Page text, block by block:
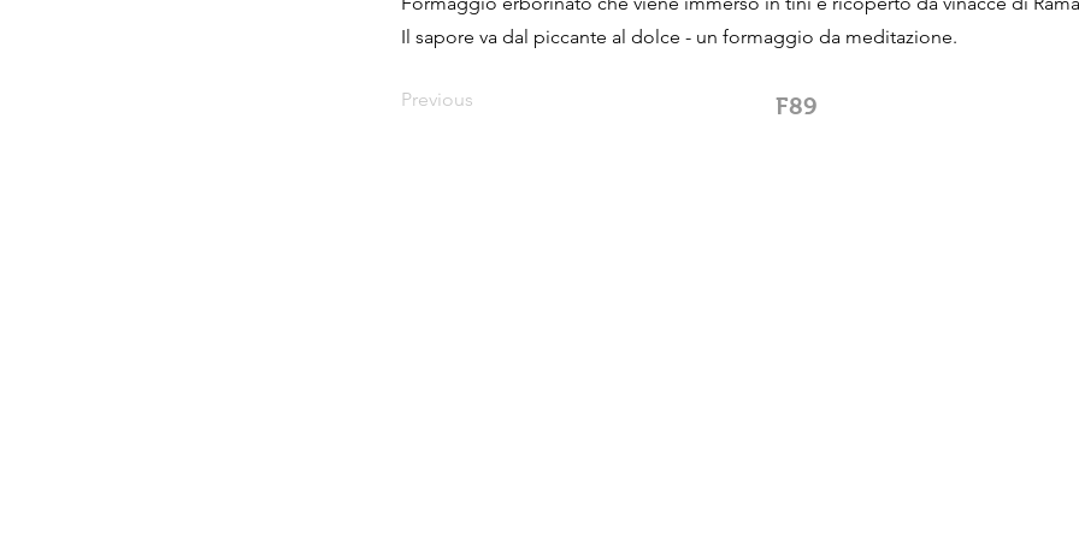
Il sapore va dal piccante al dolce - un formaggio da meditazione.
Previous F89